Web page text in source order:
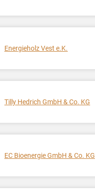
Energieholz Vest e.K.
Tilly Hedrich GmbH & Co. KG
EC Bioenergie GmbH & Co. KG